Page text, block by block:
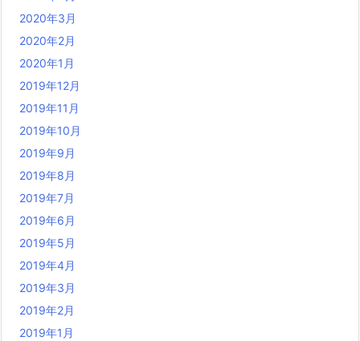
2020年3月
2020年2月
2020年1月
2019年12月
2019年11月
2019年10月
2019年9月
2019年8月
2019年7月
2019年6月
2019年5月
2019年4月
2019年3月
2019年2月
2019年1月